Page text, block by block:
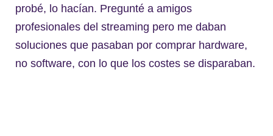
probé, lo hacían. Pregunté a amigos
profesionales del streaming pero me daban
soluciones que pasaban por comprar hardware,
no software, con lo que los costes se disparaban.